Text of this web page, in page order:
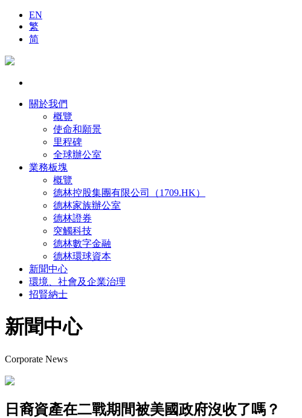
EN
繁
简
關於我們
概覽
使命和願景
里程碑
全球辦公室
業務板塊
概覽
德林控股集團有限公司（1709.HK）
德林家族辦公室
德林證券
突觸科技
德林數字金融
德林環球資本
新聞中心
環境、社會及企業治理
招賢納士
新聞中心
Corporate News
日裔資產在二戰期間被美國政府沒收了嗎？